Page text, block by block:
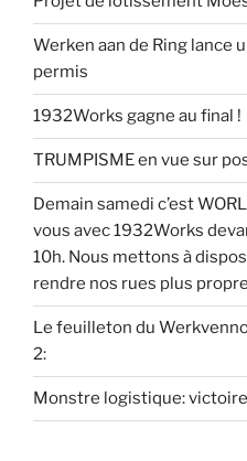
Werken aan de Ring lance
permis
1932Works gagne au final !
TRUMPISME en vue sur
Demain samedi c’est
vous avec 1932Works
10h. Nous mettons à
rendre nos rues plus
Le feuilleton du
2:
Monstre logistique: